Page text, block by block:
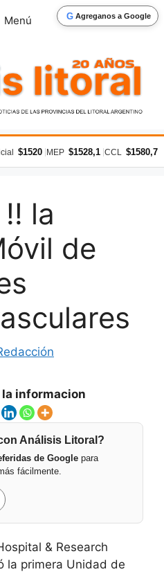
G Agreganos a Google
Menú
$1520 MEP $1528,1 CCL $1580,7
la
de
informacion
Análisis Litoral?
de Google para
fácilmente.
& Research
la primera Unidad de